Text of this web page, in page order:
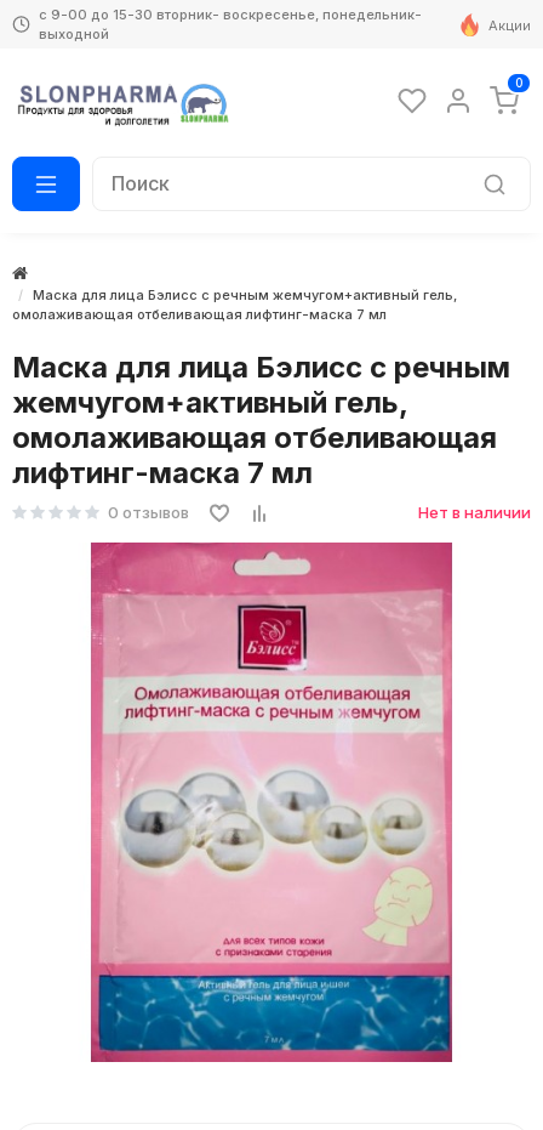
с 9-00 до 15-30 вторник- воскресенье, понедельник-
выходной
Акции
0
Маска для лица Бэлисс с речным жемчугом+активный гель,
омолаживающая отбеливающая лифтинг-маска 7 мл
Маска для лица Бэлисс с речным
жемчугом+активный гель,
омолаживающая отбеливающая
лифтинг-маска 7 мл
0 отзывов Нет в наличии